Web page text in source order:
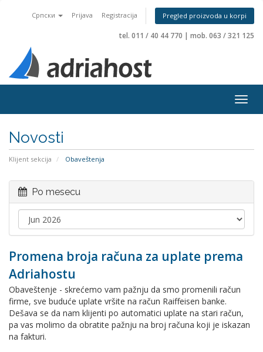
Српски Prijava Registracija Pregled proizvoda u korpi
tel. 011 / 40 44 770 | mob. 063 / 321 125
Novosti
Klijent sekcija Obaveštenja
Po mesecu
Promena broja računa za uplate prema
Adriahostu
Obaveštenje - skrećemo vam pažnju da smo promenili račun
firme, sve buduće uplate vršite na račun Raiffeisen banke.
Dešava se da nam klijenti po automatici uplate na stari račun,
pa vas molimo da obratite pažnju na broj računa koji je iskazan
na fakturi.